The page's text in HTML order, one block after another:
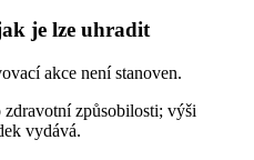
je lze uhradit
akce není stanoven.
způsobilosti; výši
vydává.